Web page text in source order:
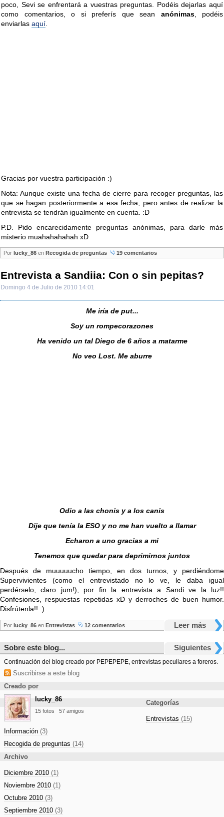
poco, Sevi se enfrentará a vuestras preguntas. Podéis dejarlas aquí
como comentarios, o si preferís que sean anónimas, podéis
enviarlas aquí
Gracias por vuestra participación :)
Nota: Aunque existe una fecha de cierre para recoger preguntas, las
que se hagan posteriormente a esa fecha, pero antes de realizar la
entrevista se tendrán igualmente en cuenta. :D
P.D. Pido encarecidamente preguntas anónimas, para darle más
misterio muahahahahah xD
Por lucky_86 en Recogida de preguntas 19 comentarios
Entrevista a Sandiia: Con o sin pepitas?
Domingo 4 de Julio de 2010 14:01
Me iría de put...
Soy un rompecorazones
Ha venido un tal Diego de 6 años a matarme
No veo Lost. Me aburre
Odio a las chonis y a los canis
Dije que tenía la ESO y no me han vuelto a llamar
Echaron a uno gracias a mi
Tenemos que quedar para deprimirnos juntos
Después de muuuuucho tiempo, en dos turnos, y perdiéndome
Supervivientes (como el entrevistado no lo ve, le daba igual
perdérselo, claro jum!), por fin la entrevista a Sandi ve la luz!!
Confesiones, respuestas repetidas xD y derroches de buen humor.
Disfrútenla!! :)
Leer más
Por lucky_86 en Entrevistas 12 comentarios
Siguientes
Sobre este blog...
Continuación del blog creado por PEPEPEPE, entrevistas peculiares a foreros.
Suscribirse a este blog
Creado por
lucky_86
15 fotos 57 amigos
Categorías
Entrevistas (15)
Información (3)
Recogida de preguntas (14)
Archivo
Diciembre 2010 (1)
Noviembre 2010 (1)
Octubre 2010 (3)
Septiembre 2010 (3)